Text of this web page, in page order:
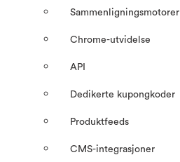
Sammenligningsmotorer
Chrome-utvidelse
API
Dedikerte kupongkoder
Produktfeeds
CMS-integrasjoner